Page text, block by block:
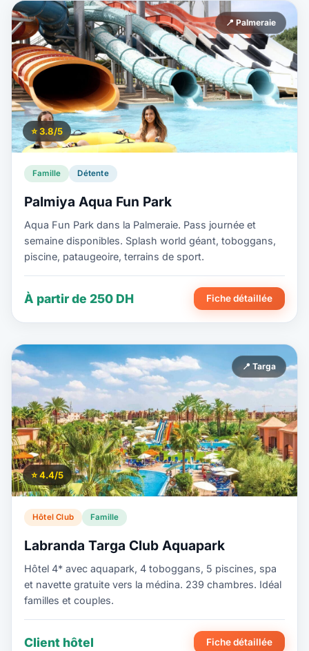
📍 Palmeraie
⭐ 3.8/5
Famille Détente
Palmiya Aqua Fun Park
Aqua Fun Park dans la Palmeraie. Pass journée et
semaine disponibles. Splash world géant, toboggans,
piscine, pataugeoire, terrains de sport.
À partir de 250 DH Fiche détaillée
📍 Targa
⭐ 4.4/5
Hôtel Club Famille
Labranda Targa Club Aquapark
Hôtel 4* avec aquapark, 4 toboggans, 5 piscines, spa
et navette gratuite vers la médina. 239 chambres. Idéal
familles et couples.
Client hôtel Fiche détaillée